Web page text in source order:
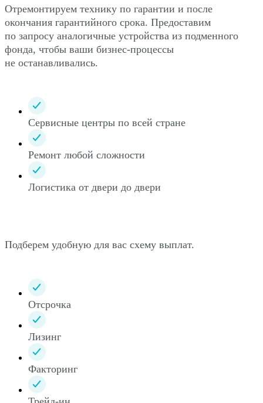
Отремонтируем технику по гарантии и после
окончания гарантийного срока. Предоставим
по запросу аналогичные устройства из подменного
фонда, чтобы ваши бизнес-процессы
не останавливались.
Сервисные центры по всей стране
Ремонт любой сложности
Логистика от двери до двери
Подберем удобную для вас схему выплат.
Отсрочка
Лизинг
Факторинг